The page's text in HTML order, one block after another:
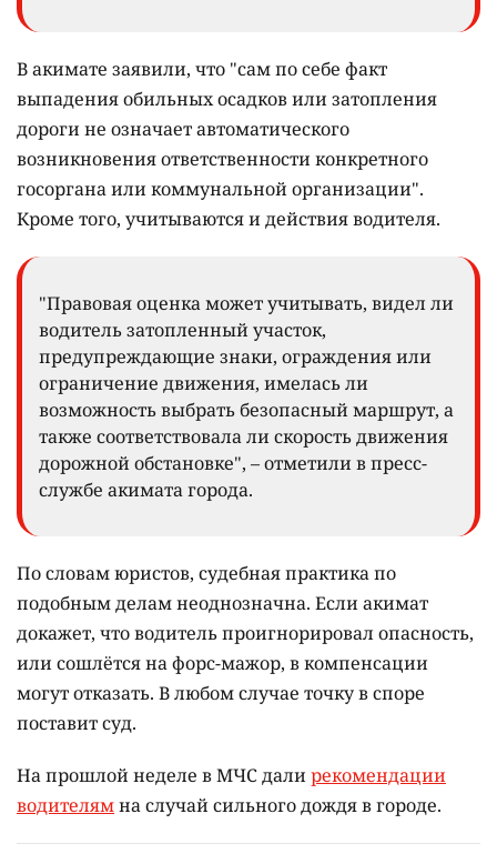
В акимате заявили, что "сам по себе факт
выпадения обильных осадков или затопления
дороги не означает автоматического
возникновения ответственности конкретного
госоргана или коммунальной организации".
Кроме того, учитываются и действия водителя.
"Правовая оценка может учитывать, видел ли
водитель затопленный участок,
предупреждающие знаки, ограждения или
ограничение движения, имелась ли
возможность выбрать безопасный маршрут, а
также соответствовала ли скорость движения
дорожной обстановке", – отметили в пресс-
службе акимата города.
По словам юристов, судебная практика по
подобным делам неоднозначна. Если акимат
докажет, что водитель проигнорировал опасность,
или сошлётся на форс-мажор, в компенсации
могут отказать. В любом случае точку в споре
поставит суд.
На прошлой неделе в МЧС далирекомендации
водителямна случай сильного дождя в городе.